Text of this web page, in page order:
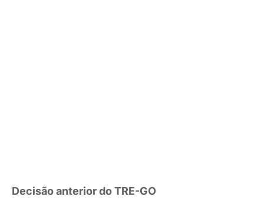
Decisão anterior do TRE-GO